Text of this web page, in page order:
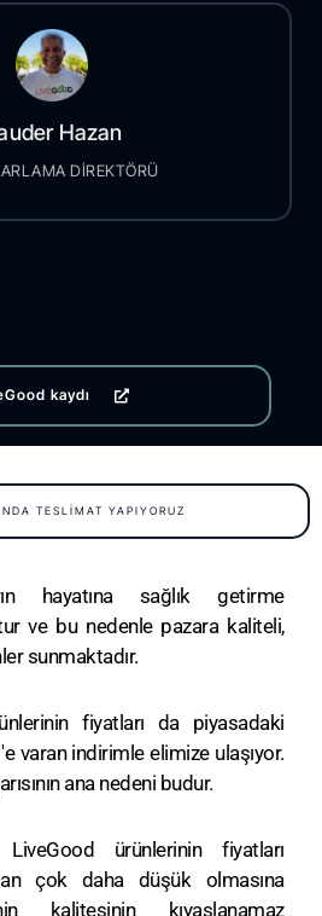
Hazan
DİREKTÖRÜ
kaydı
TESLIMAT YAPIYORUZ
hayatına sağlık getirme
ve bu nedenle pazara kaliteli,
sunmaktadır.
fiyatları da piyasadaki
varan indirimle elimize ulaşıyor.
ana nedeni budur.
LiveGood ürünlerinin fiyatları
çok daha düşük olmasına
kalitesinin kıyaslanamaz